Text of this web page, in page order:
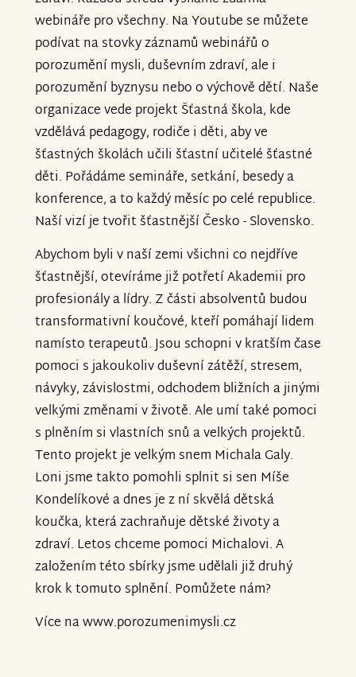
webináře pro všechny. Na Youtube se můžete
podívat na stovky záznamů webinářů o
porozumění mysli, duševním zdraví, ale i
porozumění byznysu nebo o výchově dětí. Naše
organizace vede projekt Šťastná škola, kde
vzdělává pedagogy, rodiče i děti, aby ve
šťastných školách učili šťastní učitelé šťastné
děti. Pořádáme semináře, setkání, besedy a
konference, a to každý měsíc po celé republice.
Naší vizí je tvořit šťastnější Česko - Slovensko.
Abychom byli v naší zemi všichni co nejdříve
šťastnější, otevíráme již potřetí Akademii pro
profesionály a lídry. Z části absolventů budou
transformativní koučové, kteří pomáhají lidem
namísto terapeutů. Jsou schopni v kratším čase
pomoci s jakoukoliv duševní zátěží, stresem,
návyky, závislostmi, odchodem bližních a jinými
velkými změnami v životě. Ale umí také pomoci
s plněním si vlastních snů a velkých projektů.
Tento projekt je velkým snem Michala Galy.
Loni jsme takto pomohli splnit si sen Míše
Kondelíkové a dnes je z ní skvělá dětská
koučka, která zachraňuje dětské životy a
zdraví. Letos chceme pomoci Michalovi. A
založením této sbírky jsme udělali již druhý
krok k tomuto splnění. Pomůžete nám?
Více na www.porozumenimysli.cz